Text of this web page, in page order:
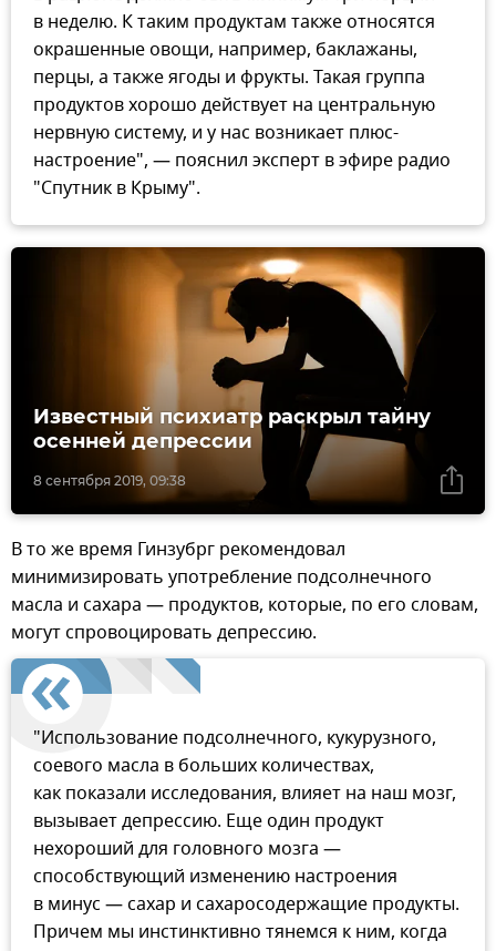
в неделю. К таким продуктам также относятся
окрашенные овощи, например, баклажаны,
перцы, а также ягоды и фрукты. Такая группа
продуктов хорошо действует на центральную
нервную систему, и у нас возникает плюс-
настроение", — пояснил эксперт в эфире радио
"Спутник в Крыму".
8 сентября 2019, 09:38
Известный психиатр раскрыл тайну
осенней депрессии
В то же время Гинзубрг рекомендовал
минимизировать употребление подсолнечного
масла и сахара — продуктов, которые, по его словам,
могут спровоцировать депрессию.
"Использование подсолнечного, кукурузного,
соевого масла в больших количествах,
как показали исследования, влияет на наш мозг,
вызывает депрессию. Еще один продукт
нехороший для головного мозга —
способствующий изменению настроения
в минус — сахар и сахаросодержащие продукты.
Причем мы инстинктивно тянемся к ним, когда